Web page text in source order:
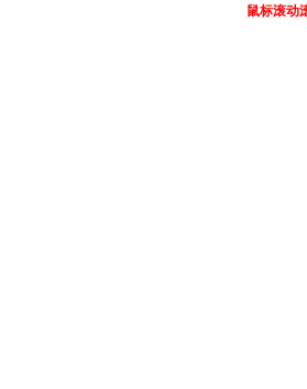
鼠标滚动